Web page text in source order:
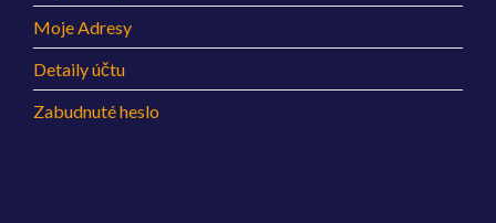
Moje Adresy
Detaily účtu
Zabudnuté heslo